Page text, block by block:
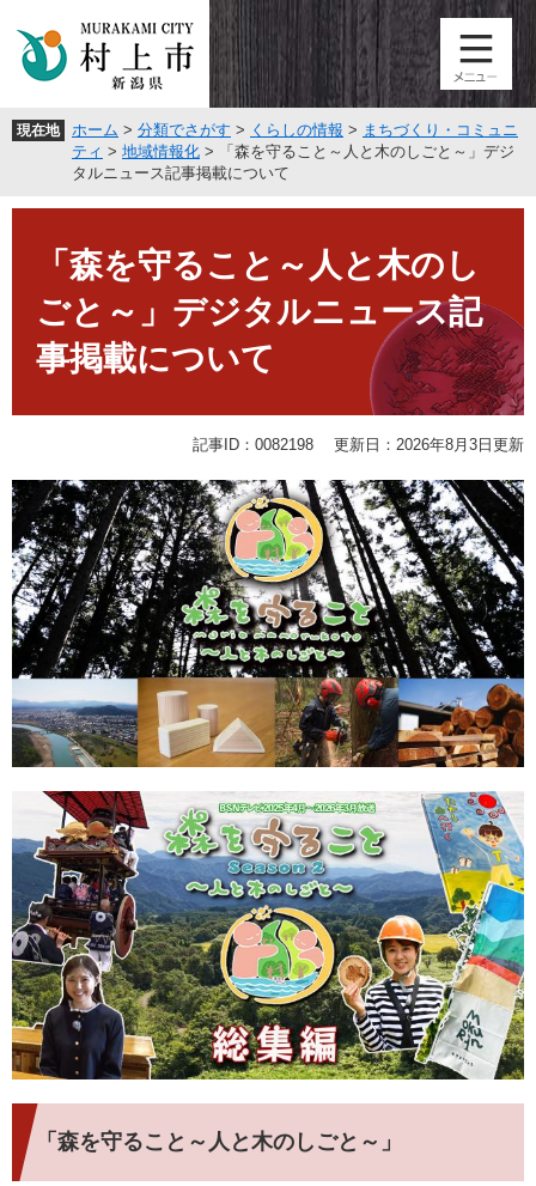
頭
。
飛
て
現在地 ホーム > 分類でさがす > くらしの情報 > まちづくり・コミュニ
ティ > 地域情報化 >
「森を守ること～人と木のしごと～」デジ
タルニュース記事掲載について
「森を守ること～人と木のし
ごと～」デジタルニュース記
事掲載について
記事ID：0082198 更新日：2026年8月3日更新
「森を守ること～人と木のしごと～」